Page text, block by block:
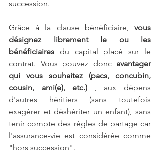
succession.
Grâce à la clause bénéficiaire, vous
désignez librement le ou les
bénéficiaires du capital placé sur le
contrat. Vous pouvez donc avantager
qui vous souhaitez (pacs, concubin,
cousin, ami(e), etc.)
, aux dépens
d'autres héritiers (sans toutefois
exagérer et déshériter un enfant), sans
tenir compte des règles de partage car
l'assurance-vie est considérée comme
"hors succession".